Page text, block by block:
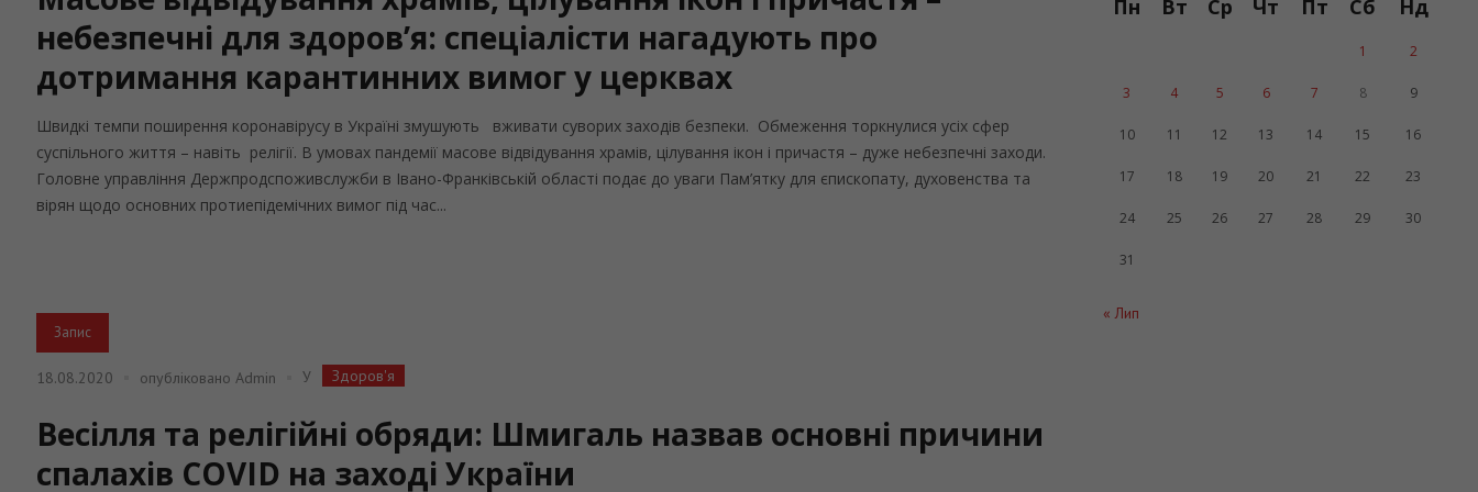
небезпечні для здоров’я: спеціалісти нагадують про
дотримання карантинних вимог у церквах
Швидкі темпи поширення коронавірусу в Україні змушують вживати суворих заходів безпеки. Обмеження торкнулися усіх сфер
суспільного життя – навіть релігії. В умовах пандемії масове відвідування храмів, цілування ікон і причастя – дуже небезпечні заходи.
Головне управління Держпродспоживслужби в Івано-Франківській області подає до уваги Пам’ятку для єпископату, духовенства та
вірян щодо основних протиепідемічних вимог під час...
Запис
18.08.2020 опублікованоAdmin У Здоров'я
Весілля та релігійні обряди: Шмигаль назвав основні причини
спалахів COVID на заході України
Пн Вт Ср Чт Пт Сб Нд
« Лип
1 2
3 4 5 6 7 8 9
10 11 12 13 14 15 16
17 18 19 20 21 22 23
24 25 26 27 28 29 30
31